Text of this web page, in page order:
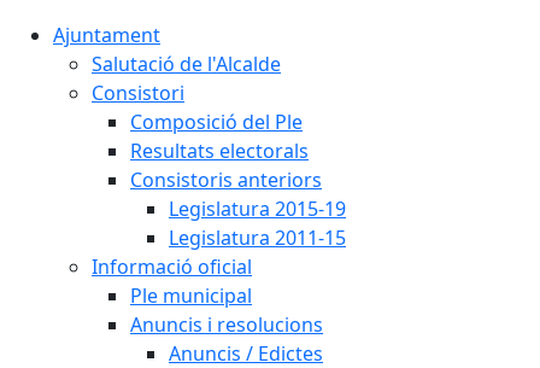
Ajuntament
Salutació de l'Alcalde
Consistori
Composició del Ple
Resultats electorals
Consistoris anteriors
Legislatura 2015-19
Legislatura 2011-15
Informació oficial
Ple municipal
Anuncis i resolucions
Anuncis / Edictes